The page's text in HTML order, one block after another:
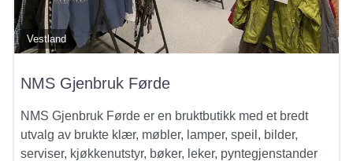
Vestland
NMS Gjenbruk Førde
NMS Gjenbruk Førde er en bruktbutikk med et bredt
utvalg av brukte klær, møbler, lamper, speil, bilder,
serviser, kjøkkenutstyr, bøker, leker, pyntegjenstander